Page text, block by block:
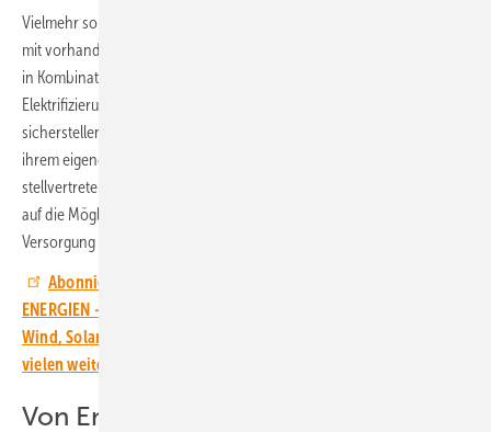
Vielmehr sollten die Erneuerbaren ausgebaut werden. Diese können
mit vorhandenen Rohstoffen wie Sonne, Wind und Biobrennstoffen
in Kombination mit Speichern sowie Flexibilitäts- und
Elektrifizierungstechnologien die Energieversorgung auch in Krisen
sicherstellen. „Europas Energiesicherheitsstrategie muss sich mit
ihrem eigenen Energiesystem weiterentwickeln“, betont Dries Acke,
stellvertretender Geschäftsführer von Solarpower Europe, mit Blick
auf die Möglichkeiten, mit Solar, Flexibilität und Elektrifizierung die
Versorgung auf sichere Beine zu stellen.
Abonnieren Sie den YouTube-Kanal von ERNEUERBARE
ENERGIEN – und erfahren Sie Neues über die Energiewende mit
Wind, Solar, Bioenergie, Speichertechnologie, Wasserstoff und
vielen weiteren Themen.
Von Energieimporten unabhängig